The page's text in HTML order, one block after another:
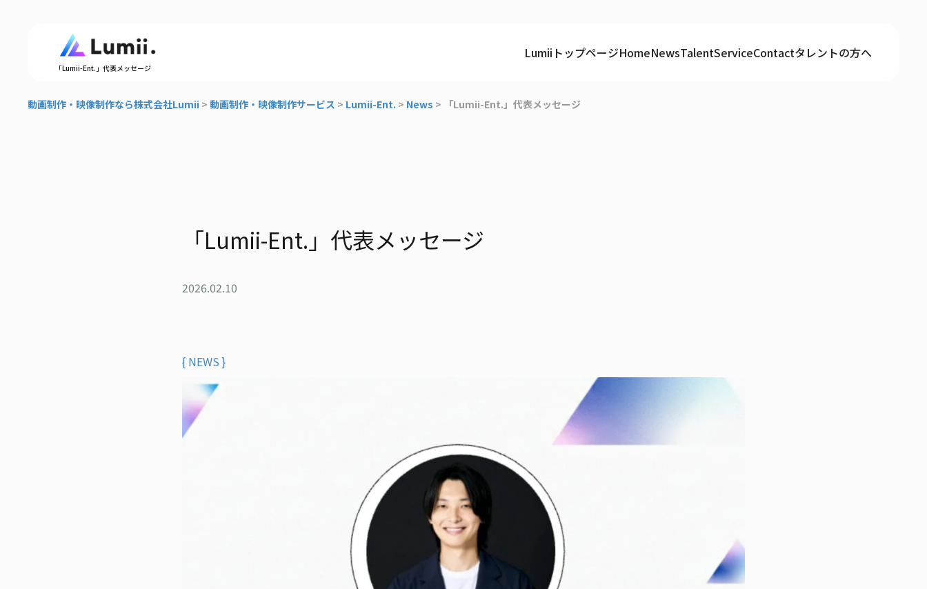
「Lumii-Ent.」代表メッセージ
LumiiトップページHomeNewsTalentServiceContactタレントの方へ
動画制作・映像制作なら株式会社Lumii >動画制作・映像制作サービス > Lumii-Ent. > News > 「Lumii-Ent.」代表メッセージ
「Lumii-Ent.」代表メッセージ
2026.02.10
{ NEWS }